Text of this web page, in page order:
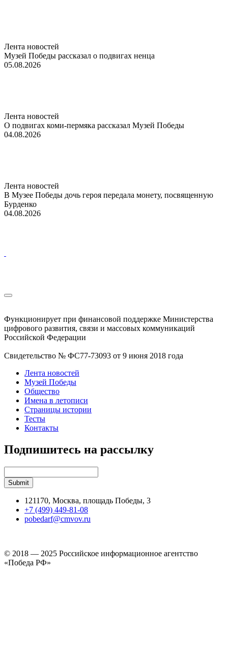
Лента новостей
Музей Победы рассказал о подвигах ненца
05.08.2026
Лента новостей
О подвигах коми-пермяка рассказал Музей Победы
04.08.2026
Лента новостей
В Музее Победы дочь героя передала монету, посвященную
Бурденко
04.08.2026
Функционирует при финансовой поддержке Министерства
цифрового развития, связи и массовых коммуникаций
Российской Федерации
Свидетельство № ФС77-73093 от 9 июня 2018 года
Лента новостей
Музей Победы
Общество
Имена в летописи
Страницы истории
Тесты
Контакты
Подпишитесь на рассылку
121170, Москва, площадь Победы, 3
+7 (499) 449-81-08
pobedarf@cmvov.ru
© 2018 — 2025 Российское информационное агентство
«Победа РФ»